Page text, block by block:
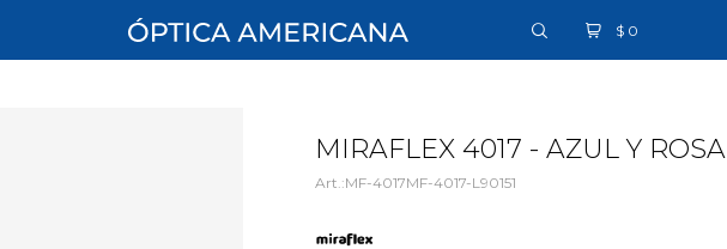
$ 0
MIRAFLEX 4017 - AZUL Y ROSA
MF-4017MF-4017-L90151